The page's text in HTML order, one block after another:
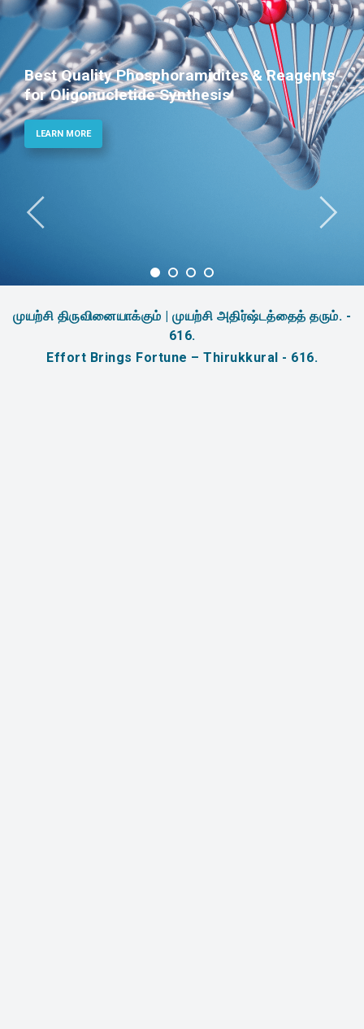
Best Quality Phosphoramidites & Reagents
for Oligonucletide Synthesis
LEARN MORE
முயற்சி திருவினையாக்கும் | முயற்சி அதிர்ஷ்டத்தைத் தரும். -
616.
Effort Brings Fortune – Thirukkural - 616.